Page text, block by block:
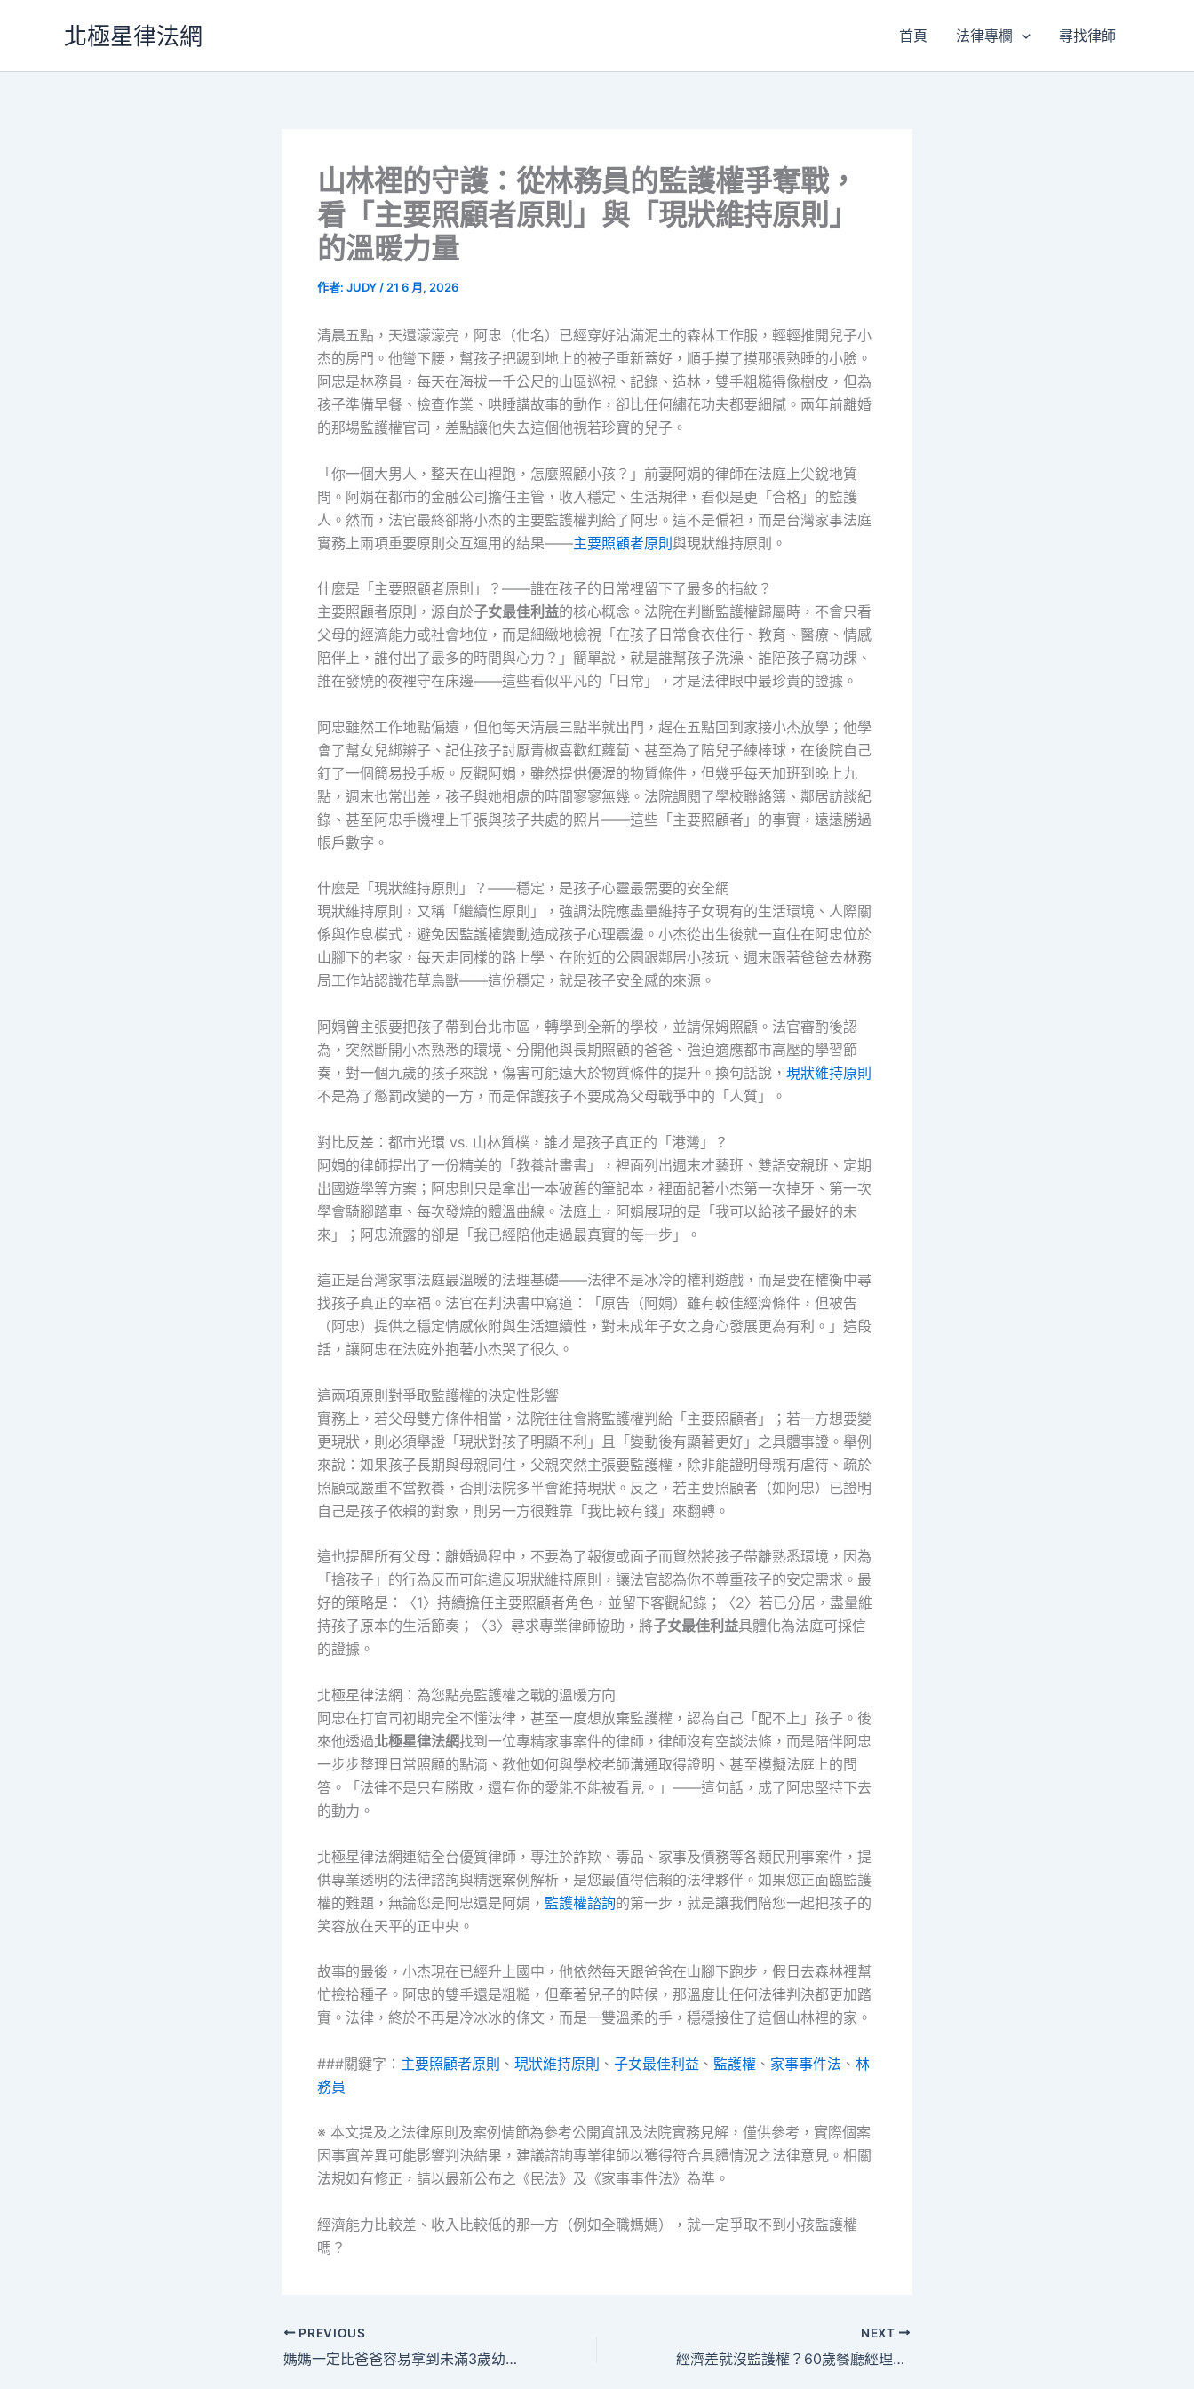
北極星律法網 首頁 法律專欄 尋找律師
山林裡的守護：從林務員的監護權爭奪戰，
看「主要照顧者原則」與「現狀維持原則」
的溫暖力量
作者: JUDY / 21 6 月, 2026
清晨五點，天還濛濛亮，阿忠（化名）已經穿好沾滿泥土的森林工作服，輕輕推開兒子小
杰的房門。他彎下腰，幫孩子把踢到地上的被子重新蓋好，順手摸了摸那張熟睡的小臉。
阿忠是林務員，每天在海拔一千公尺的山區巡視、記錄、造林，雙手粗糙得像樹皮，但為
孩子準備早餐、檢查作業、哄睡講故事的動作，卻比任何繡花功夫都要細膩。兩年前離婚
的那場監護權官司，差點讓他失去這個他視若珍寶的兒子。
「你一個大男人，整天在山裡跑，怎麼照顧小孩？」前妻阿娟的律師在法庭上尖銳地質
問。阿娟在都市的金融公司擔任主管，收入穩定、生活規律，看似是更「合格」的監護
人。然而，法官最終卻將小杰的主要監護權判給了阿忠。這不是偏袒，而是台灣家事法庭
實務上兩項重要原則交互運用的結果——主要照顧者原則與現狀維持原則。
什麼是「主要照顧者原則」？——誰在孩子的日常裡留下了最多的指紋？
主要照顧者原則，源自於子女最佳利益的核心概念。法院在判斷監護權歸屬時，不會只看
父母的經濟能力或社會地位，而是細緻地檢視「在孩子日常食衣住行、教育、醫療、情感
陪伴上，誰付出了最多的時間與心力？」簡單說，就是誰幫孩子洗澡、誰陪孩子寫功課、
誰在發燒的夜裡守在床邊——這些看似平凡的「日常」，才是法律眼中最珍貴的證據。
阿忠雖然工作地點偏遠，但他每天清晨三點半就出門，趕在五點回到家接小杰放學；他學
會了幫女兒綁辮子、記住孩子討厭青椒喜歡紅蘿蔔、甚至為了陪兒子練棒球，在後院自己
釘了一個簡易投手板。反觀阿娟，雖然提供優渥的物質條件，但幾乎每天加班到晚上九
點，週末也常出差，孩子與她相處的時間寥寥無幾。法院調閱了學校聯絡簿、鄰居訪談紀
錄、甚至阿忠手機裡上千張與孩子共處的照片——這些「主要照顧者」的事實，遠遠勝過
帳戶數字。
什麼是「現狀維持原則」？——穩定，是孩子心靈最需要的安全網
現狀維持原則，又稱「繼續性原則」，強調法院應盡量維持子女現有的生活環境、人際關
係與作息模式，避免因監護權變動造成孩子心理震盪。小杰從出生後就一直住在阿忠位於
山腳下的老家，每天走同樣的路上學、在附近的公園跟鄰居小孩玩、週末跟著爸爸去林務
局工作站認識花草鳥獸——這份穩定，就是孩子安全感的來源。
阿娟曾主張要把孩子帶到台北市區，轉學到全新的學校，並請保姆照顧。法官審酌後認
為，突然斷開小杰熟悉的環境、分開他與長期照顧的爸爸、強迫適應都市高壓的學習節
奏，對一個九歲的孩子來說，傷害可能遠大於物質條件的提升。換句話說， 現狀維持原則
不是為了懲罰改變的一方，而是保護孩子不要成為父母戰爭中的「人質」。
對比反差：都市光環 vs. 山林質樸，誰才是孩子真正的「港灣」？
阿娟的律師提出了一份精美的「教養計畫書」，裡面列出週末才藝班、雙語安親班、定期
出國遊學等方案；阿忠則只是拿出一本破舊的筆記本，裡面記著小杰第一次掉牙、第一次
學會騎腳踏車、每次發燒的體溫曲線。法庭上，阿娟展現的是「我可以給孩子最好的未
來」；阿忠流露的卻是「我已經陪他走過最真實的每一步」。
這正是台灣家事法庭最溫暖的法理基礎——法律不是冰冷的權利遊戲，而是要在權衡中尋
找孩子真正的幸福。法官在判決書中寫道：「原告（阿娟）雖有較佳經濟條件，但被告
（阿忠）提供之穩定情感依附與生活連續性，對未成年子女之身心發展更為有利。」這段
話，讓阿忠在法庭外抱著小杰哭了很久。
這兩項原則對爭取監護權的決定性影響
實務上，若父母雙方條件相當，法院往往會將監護權判給「主要照顧者」；若一方想要變
更現狀，則必須舉證「現狀對孩子明顯不利」且「變動後有顯著更好」之具體事證。舉例
來說：如果孩子長期與母親同住，父親突然主張要監護權，除非能證明母親有虐待、疏於
照顧或嚴重不當教養，否則法院多半會維持現狀。反之，若主要照顧者（如阿忠）已證明
自己是孩子依賴的對象，則另一方很難靠「我比較有錢」來翻轉。
這也提醒所有父母：離婚過程中，不要為了報復或面子而貿然將孩子帶離熟悉環境，因為
「搶孩子」的行為反而可能違反現狀維持原則，讓法官認為你不尊重孩子的安定需求。最
好的策略是：〈1〉持續擔任主要照顧者角色，並留下客觀紀錄；〈2〉若已分居，盡量維
持孩子原本的生活節奏；〈3〉尋求專業律師協助，將子女最佳利益具體化為法庭可採信
的證據。
北極星律法網：為您點亮監護權之戰的溫暖方向
阿忠在打官司初期完全不懂法律，甚至一度想放棄監護權，認為自己「配不上」孩子。後
來他透過北極星律法網找到一位專精家事案件的律師，律師沒有空談法條，而是陪伴阿忠
一步步整理日常照顧的點滴、教他如何與學校老師溝通取得證明、甚至模擬法庭上的問
答。「法律不是只有勝敗，還有你的愛能不能被看見。」——這句話，成了阿忠堅持下去
的動力。
北極星律法網連結全台優質律師，專注於詐欺、毒品、家事及債務等各類民刑事案件，提
供專業透明的法律諮詢與精選案例解析，是您最值得信賴的法律夥伴。如果您正面臨監護
權的難題，無論您是阿忠還是阿娟， 監護權諮詢的第一步，就是讓我們陪您一起把孩子的
笑容放在天平的正中央。
故事的最後，小杰現在已經升上國中，他依然每天跟爸爸在山腳下跑步，假日去森林裡幫
忙撿拾種子。阿忠的雙手還是粗糙，但牽著兒子的時候，那溫度比任何法律判決都更加踏
實。法律，終於不再是冷冰冰的條文，而是一雙溫柔的手，穩穩接住了這個山林裡的家。
###關鍵字： 主要照顧者原則 、 現狀維持原則 、 子女最佳利益 、 監護權 、 家事事件法 、 林
務員
※ 本文提及之法律原則及案例情節為參考公開資訊及法院實務見解，僅供參考，實際個案
因事實差異可能影響判決結果，建議諮詢專業律師以獲得符合具體情況之法律意見。相關
法規如有修正，請以最新公布之《民法》及《家事事件法》為準。
經濟能力比較差、收入比較低的那一方（例如全職媽媽），就一定爭取不到小孩監護權
嗎？
PREVIOUS
媽媽一定比爸爸容易拿到未滿3歲幼兒的監護權嗎？什麼是「幼兒隨母原則」？
NEXT
經濟差就沒監護權？60歲餐廳經理阿杰的血淚教訓：法院看的從來不是錢！